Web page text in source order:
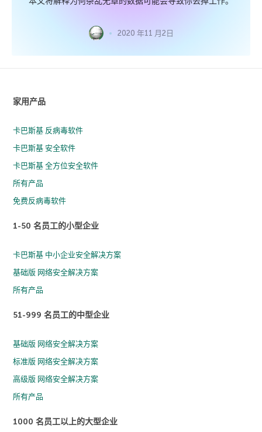
2020 年11 月2日
家用产品
卡巴斯基 反病毒软件
卡巴斯基 安全软件
卡巴斯基 全方位安全软件
所有产品
免费反病毒软件
1-50 名员工的小型企业
卡巴斯基 中小企业安全解决方案
基础版 网络安全解决方案
所有产品
51-999 名员工的中型企业
基础版 网络安全解决方案
标准版 网络安全解决方案
高级版 网络安全解决方案
所有产品
1000 名员工以上的大型企业